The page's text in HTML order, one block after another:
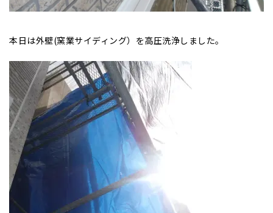
本日は外壁(窯業サイディング）を高圧洗浄しました。